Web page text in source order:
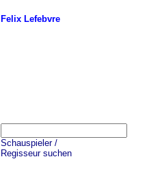
Felix Lefebvre
Schauspieler /
Regisseur suchen